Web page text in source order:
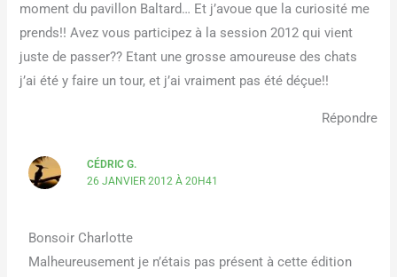
moment du pavillon Baltard… Et j’avoue que la curiosité me
prends!! Avez vous participez à la session 2012 qui vient
juste de passer?? Etant une grosse amoureuse des chats
j’ai été y faire un tour, et j’ai vraiment pas été déçue!!
Répondre
CÉDRIC G.
26 JANVIER 2012 À 20H41
Bonsoir Charlotte
Malheureusement je n’étais pas présent à cette édition